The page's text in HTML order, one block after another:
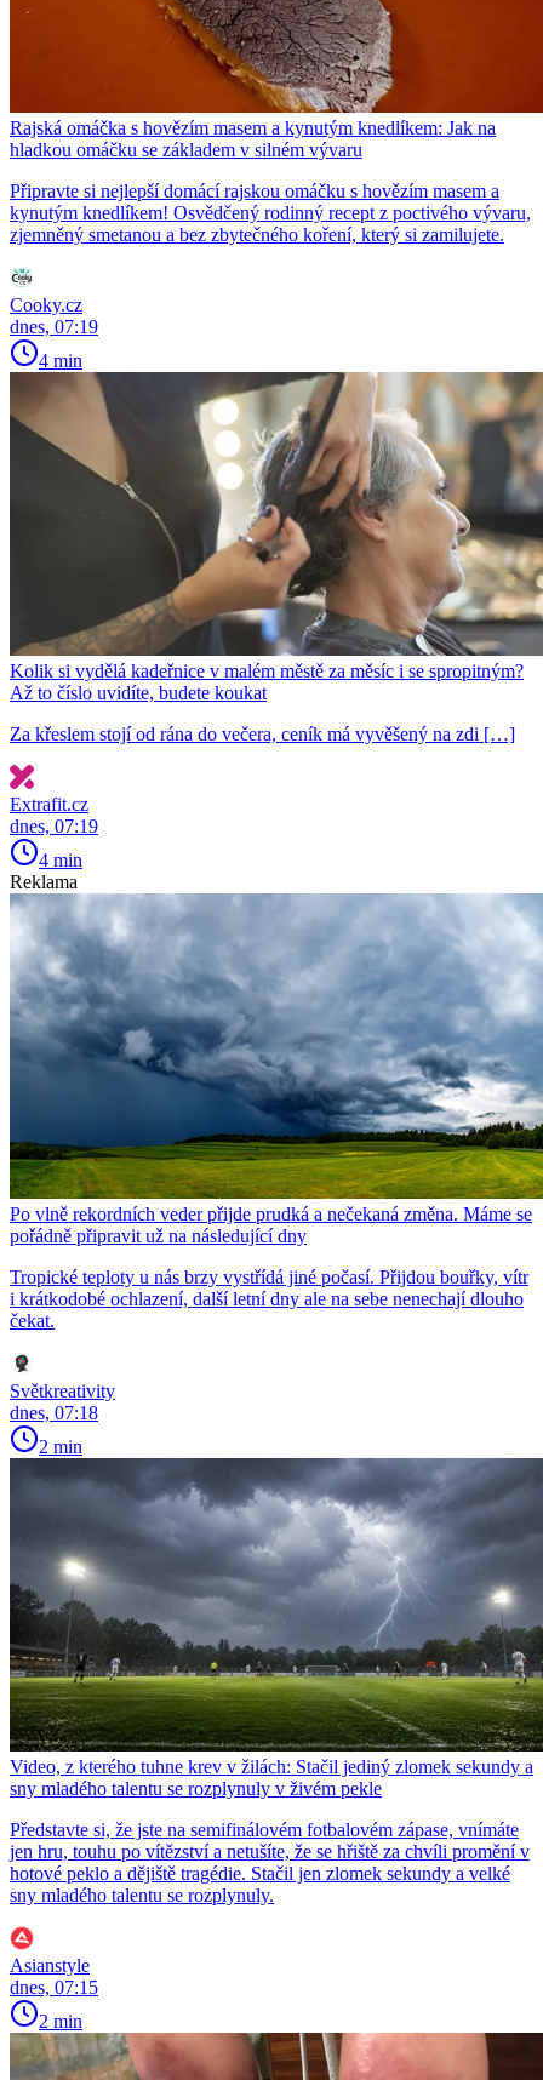
Rajská omáčka s hovězím masem a kynutým knedlíkem: Jak na
hladkou omáčku se základem v silném vývaru
Připravte si nejlepší domácí rajskou omáčku s hovězím masem a
kynutým knedlíkem! Osvědčený rodinný recept z poctivého vývaru,
zjemněný smetanou a bez zbytečného koření, který si zamilujete.
Cooky.cz
dnes, 07:19
4 min
Kolik si vydělá kadeřnice v malém městě za měsíc i se spropitným?
Až to číslo uvidíte, budete koukat
Za křeslem stojí od rána do večera, ceník má vyvěšený na zdi […]
Extrafit.cz
dnes, 07:19
4 min
Reklama
Po vlně rekordních veder přijde prudká a nečekaná změna. Máme se
pořádně připravit už na následující dny
Tropické teploty u nás brzy vystřídá jiné počasí. Přijdou bouřky, vítr
i krátkodobé ochlazení, další letní dny ale na sebe nenechají dlouho
čekat.
Světkreativity
dnes, 07:18
2 min
Video, z kterého tuhne krev v žilách: Stačil jediný zlomek sekundy a
sny mladého talentu se rozplynuly v živém pekle
Představte si, že jste na semifinálovém fotbalovém zápase, vnímáte
jen hru, touhu po vítězství a netušíte, že se hřiště za chvíli promění v
hotové peklo a dějiště tragédie. Stačil jen zlomek sekundy a velké
sny mladého talentu se rozplynuly.
Asianstyle
dnes, 07:15
2 min